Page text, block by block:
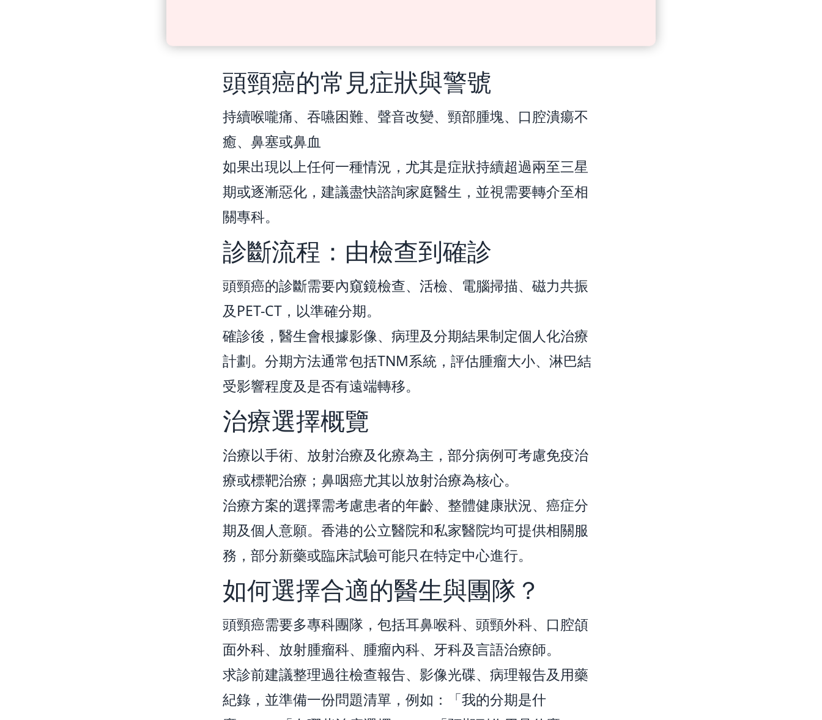
頭頸癌的常見症狀與警號
持續喉嚨痛、吞嚥困難、聲音改變、頸部腫塊、口腔潰瘍不
癒、鼻塞或鼻血
如果出現以上任何一種情況，尤其是症狀持續超過兩至三星
期或逐漸惡化，建議盡快諮詢家庭醫生，並視需要轉介至相
關專科。
診斷流程：由檢查到確診
頭頸癌的診斷需要內窺鏡檢查、活檢、電腦掃描、磁力共振
及PET-CT，以準確分期。
確診後，醫生會根據影像、病理及分期結果制定個人化治療
計劃。分期方法通常包括TNM系統，評估腫瘤大小、淋巴結
受影響程度及是否有遠端轉移。
治療選擇概覽
治療以手術、放射治療及化療為主，部分病例可考慮免疫治
療或標靶治療；鼻咽癌尤其以放射治療為核心。
治療方案的選擇需考慮患者的年齡、整體健康狀況、癌症分
期及個人意願。香港的公立醫院和私家醫院均可提供相關服
務，部分新藥或臨床試驗可能只在特定中心進行。
如何選擇合適的醫生與團隊？
頭頸癌需要多專科團隊，包括耳鼻喉科、頭頸外科、口腔頜
面外科、放射腫瘤科、腫瘤內科、牙科及言語治療師。
求診前建議整理過往檢查報告、影像光碟、病理報告及用藥
紀錄，並準備一份問題清單，例如：「我的分期是什